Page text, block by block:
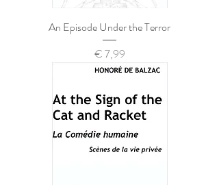
An Episode Under the Terror
Prijs
€ 7,99